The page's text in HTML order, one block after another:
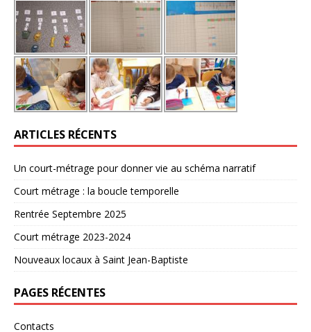
ARTICLES RÉCENTS
Un court-métrage pour donner vie au schéma narratif
Court métrage : la boucle temporelle
Rentrée Septembre 2025
Court métrage 2023-2024
Nouveaux locaux à Saint Jean-Baptiste
PAGES RÉCENTES
Contacts